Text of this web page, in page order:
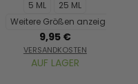
5 ML
25 ML
Weitere Größen anzeigen...
9,95 €
VERSANDKOSTEN
AUF LAGER